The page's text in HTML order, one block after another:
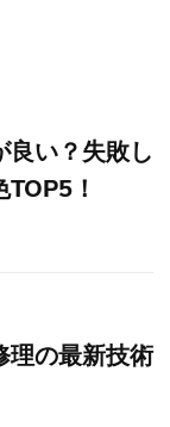
良い？失敗し
！
理の最新技術